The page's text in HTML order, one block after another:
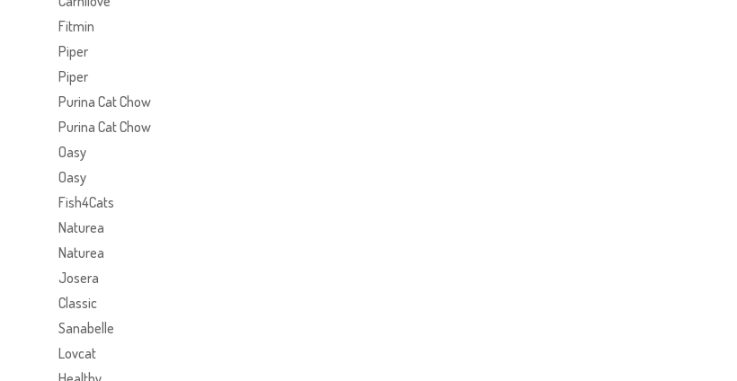
Fitmin
Piper
Piper
Purina Cat Chow
Purina Cat Chow
Oasy
Oasy
Fish4Cats
Naturea
Naturea
Josera
Classic
Sanabelle
Lovcat